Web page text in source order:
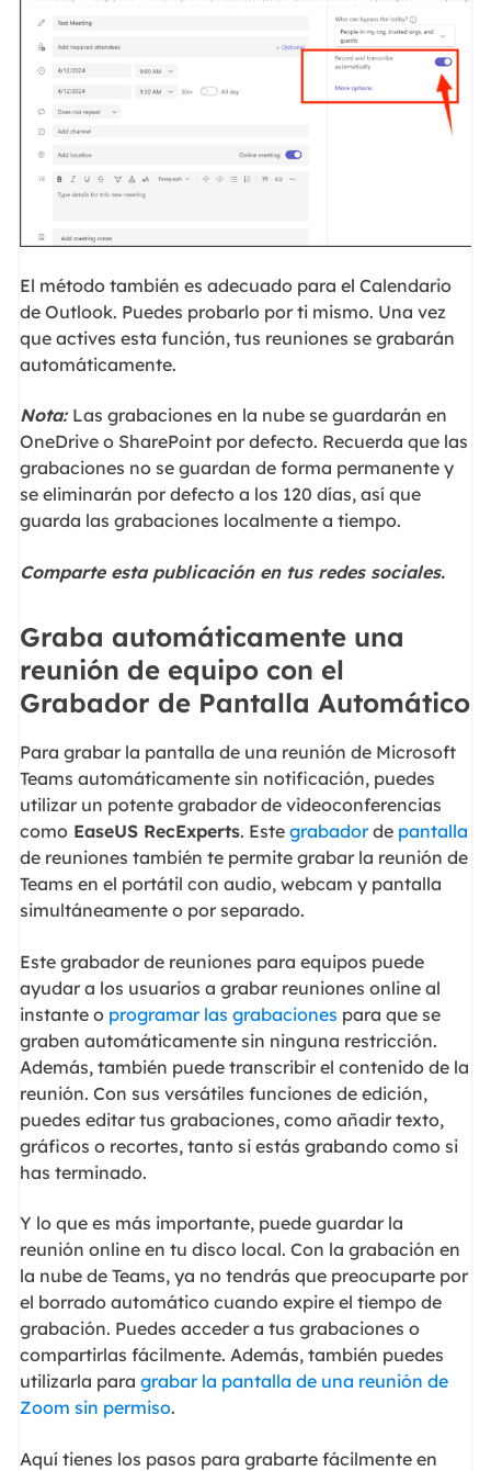
El método también es adecuado para el Calendario
de Outlook. Puedes probarlo por ti mismo. Una vez
que actives esta función, tus reuniones se grabarán
automáticamente.
Nota: Las grabaciones en la nube se guardarán en
OneDrive o SharePoint por defecto. Recuerda que las
grabaciones no se guardan de forma permanente y
se eliminarán por defecto a los 120 días, así que
guarda las grabaciones localmente a tiempo.
Comparte esta publicación en tus redes sociales.
Graba automáticamente una
reunión de equipo con el
Grabador de Pantalla Automático
Para grabar la pantalla de una reunión de Microsoft
Teams automáticamente sin notificación, puedes
utilizar un potente grabador de videoconferencias
comoEaseUS RecExperts. Este grabadorde pantalla
de reuniones también te permite grabar la reunión de
Teams en el portátil con audio, webcam y pantalla
simultáneamente o por separado.
Este grabador de reuniones para equipos puede
ayudar a los usuarios a grabar reuniones online al
instante o programar las grabaciones para que se
graben automáticamente sin ninguna restricción.
Además, también puede transcribir el contenido de la
reunión. Con sus versátiles funciones de edición,
puedes editar tus grabaciones, como añadir texto,
gráficos o recortes, tanto si estás grabando como si
has terminado.
Y lo que es más importante, puede guardar la
reunión online en tu disco local. Con la grabación en
la nube de Teams, ya no tendrás que preocuparte por
el borrado automático cuando expire el tiempo de
grabación. Puedes acceder a tus grabaciones o
compartirlas fácilmente. Además, también puedes
utilizarla para grabar la pantalla de una reunión de
Zoom sin permiso.
Aquí tienes los pasos para grabarte fácilmente en